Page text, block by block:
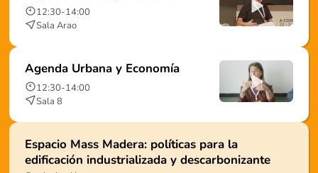
12:30-14:00
Sala Arao
Agenda Urbana y Economía
12:30-14:00
Sala 8
Espacio Mass Madera: políticas para la
edificación industrializada y descarbonizante